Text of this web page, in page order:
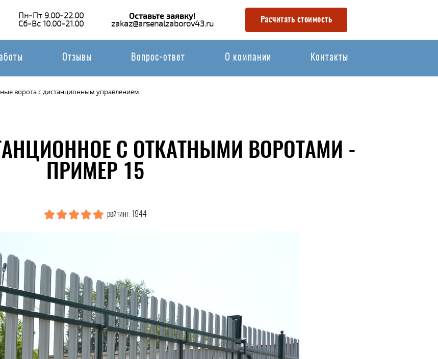
Пн-Пт 9.00-22.00
Сб-Вс 10.00-21.00
Оставьте заявку!
zakaz@arsenalzaborov43.ru Расчитать стоимость
Отзывы Вопрос-ответ О компании Контакты
ворота с дистанционным управлением
С ОТКАТНЫМИ ВОРОТАМИ -
ПРИМЕР 15
рейтинг: 1944